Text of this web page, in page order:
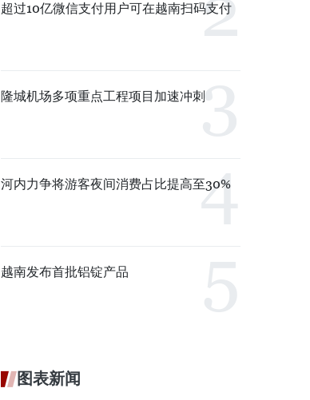
超过10亿微信支付用户可在越南扫码支付
隆城机场多项重点工程项目加速冲刺
河内力争将游客夜间消费占比提高至30%
越南发布首批铝锭产品
图表新闻